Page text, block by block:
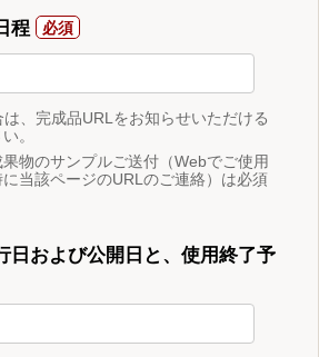
程
、完成品URLをお知らせいただける
。
物のサンプルご送付（Webでご使用
当該ページのURLのご連絡）は必須
日および公開日と、使用終了予